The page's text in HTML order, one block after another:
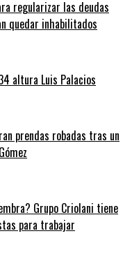
regularizar las deudas
quedar inhabilitados
altura Luis Palacios
prendas robadas tras un
Grupo Criolani tiene
para trabajar